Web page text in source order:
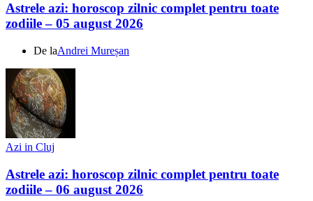
Astrele azi: horoscop zilnic complet pentru toate
zodiile – 05 august 2026
De laAndrei Mureșan
Azi in Cluj
Astrele azi: horoscop zilnic complet pentru toate
zodiile – 06 august 2026